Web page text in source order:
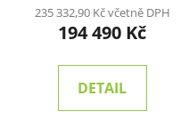
235 332,90 Kč včetně DPH
194 490 Kč
DETAIL